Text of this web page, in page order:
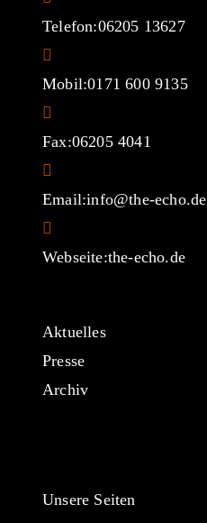
Telefon:06205 13627
Mobil:0171 600 9135
Fax:06205 4041
Email:info@the-echo.de
Webseite:the-echo.de
Aktuelles
Presse
Archiv
Unsere Seiten